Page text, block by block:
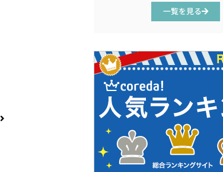
一覧を見る